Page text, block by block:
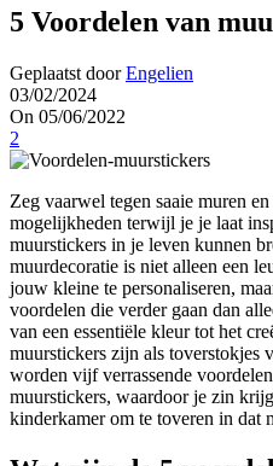
5 Voordelen van
Geplaatst door Engelien
03/02/2024
On 05/06/2022
2
Zeg vaarwel tegen saaie muren
mogelijkheden terwijl je je laat
muurstickers in je leven kunnen
muurdecoratie is niet alleen een
jouw kleine te personaliseren,
voordelen die verder gaan dan
van een essentiële kleur tot het
muurstickers zijn als toverstokjes
worden vijf verrassende
muurstickers, waardoor je zin
kinderkamer om te toveren in dat